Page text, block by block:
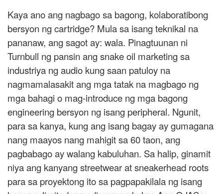
Kaya ano ang nagbago sa bagong, kolaboratibong
bersyon ng cartridge? Mula sa isang teknikal na
pananaw, ang sagot ay: wala. Pinagtuunan ni
Turnbull ng pansin ang snake oil marketing sa
industriya ng audio kung saan patuloy na
nagmamalasakit ang mga tatak na magbago ng
mga bahagi o mag-introduce ng mga bagong
engineering bersyon ng isang peripheral. Ngunit,
para sa kanya, kung ang isang bagay ay gumagana
nang maayos nang mahigit sa 60 taon, ang
pagbabago ay walang kabuluhan. Sa halip, ginamit
niya ang kanyang streetwear at sneakerhead roots
para sa proyektong ito sa pagpapakilala ng isang